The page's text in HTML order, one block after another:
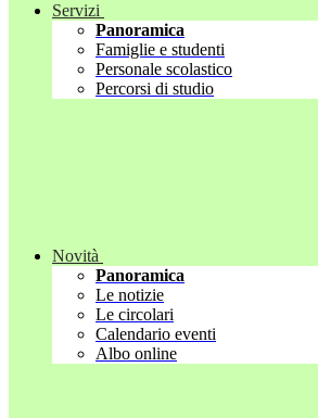
Servizi
Panoramica
Famiglie e studenti
Personale scolastico
Percorsi di studio
Novità
Panoramica
Le notizie
Le circolari
Calendario eventi
Albo online